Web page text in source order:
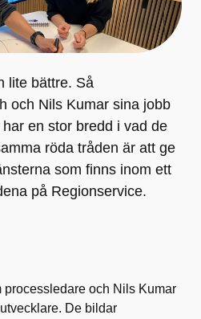
lite bättre. Så
och Nils Kumar sina jobb
en stor bredd i vad de
röda tråden är att ge
som finns inom ett
på Regionservice.
processledare och Nils Kumar
De bildar